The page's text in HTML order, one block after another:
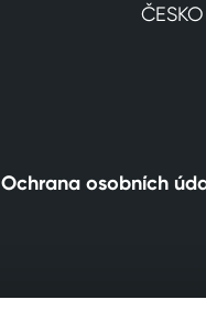
ČESKO
Ochrana osobních